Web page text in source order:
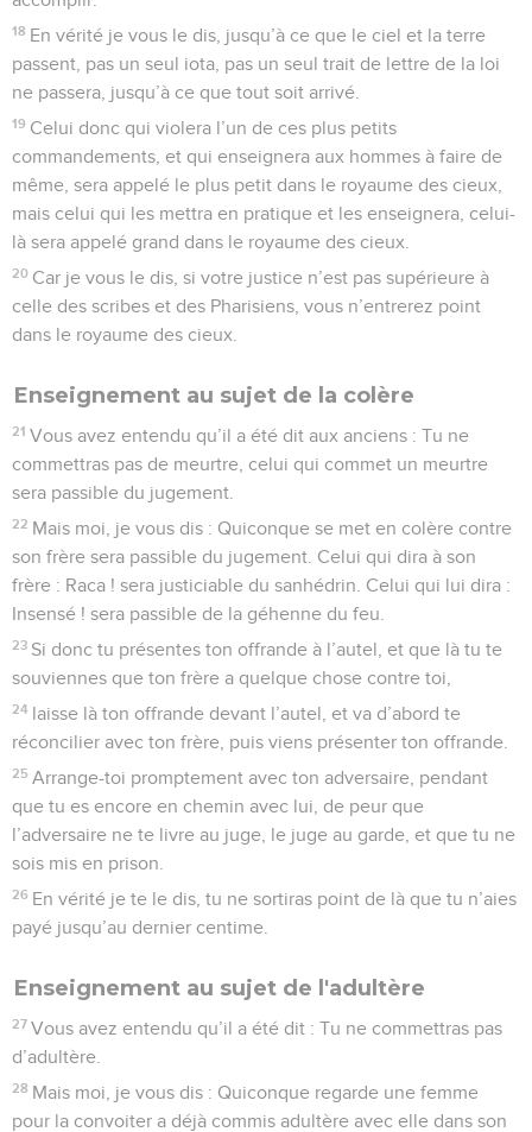
18 En vérité je vous le dis, jusqu’à ce que le ciel et la terre
passent, pas un seul iota, pas un seul trait de lettre de la loi
ne passera, jusqu’à ce que tout soit arrivé.
19 Celui donc qui violera l’un de ces plus petits
commandements, et qui enseignera aux hommes à faire de
même, sera appelé le plus petit dans le royaume des cieux,
mais celui qui les mettra en pratique et les enseignera, celui-
là sera appelé grand dans le royaume des cieux.
20 Car je vous le dis, si votre justice n’est pas supérieure à
celle des scribes et des Pharisiens, vous n’entrerez point
dans le royaume des cieux.
Enseignement au sujet de la colère
21 Vous avez entendu qu’il a été dit aux anciens : Tu ne
commettras pas de meurtre, celui qui commet un meurtre
sera passible du jugement.
22 Mais moi, je vous dis : Quiconque se met en colère contre
son frère sera passible du jugement. Celui qui dira à son
frère : Raca ! sera justiciable du sanhédrin. Celui qui lui dira :
Insensé ! sera passible de la géhenne du feu.
23 Si donc tu présentes ton offrande à l’autel, et que là tu te
souviennes que ton frère a quelque chose contre toi,
24 laisse là ton offrande devant l’autel, et va d’abord te
réconcilier avec ton frère, puis viens présenter ton offrande.
25 Arrange-toi promptement avec ton adversaire, pendant
que tu es encore en chemin avec lui, de peur que
l’adversaire ne te livre au juge, le juge au garde, et que tu ne
sois mis en prison.
26 En vérité je te le dis, tu ne sortiras point de là que tu n’aies
payé jusqu’au dernier centime.
Enseignement au sujet de l'adultère
27 Vous avez entendu qu’il a été dit : Tu ne commettras pas
d’adultère.
28 Mais moi, je vous dis : Quiconque regarde une femme
pour la convoiter a déjà commis adultère avec elle dans son